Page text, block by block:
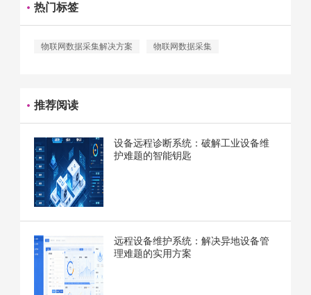
热门标签
物联网数据采集解决方案 物联网数据采集
推荐阅读
设备远程诊断系统：破解工业设备维
护难题的智能钥匙
远程设备维护系统：解决异地设备管
理难题的实用方案